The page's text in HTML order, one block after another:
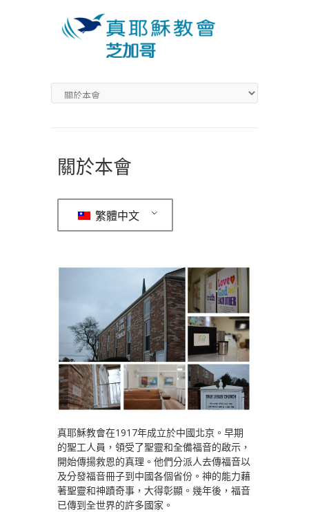
關於本會
繁體中文
真耶穌教會在1917年成立於中國北京。早期
的聖工人員，領受了聖靈和全備福音的啟示，
開始傳揚救恩的真理。他們分派人去傳福音以
及分發福音冊子到中國各個省份。神的能力藉
著聖靈和神蹟奇事，大得彰顯。幾年後，福音
已傳到全世界的許多國家。